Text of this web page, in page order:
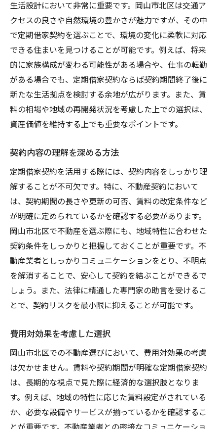
生活設計において非常に重要です。岡山市北区は交通ア
クセスの良さや自然環境の豊かさが魅力ですが、その中
で定期借家契約を選ぶことで、環境の変化に柔軟に対応
できる住まいを見つけることが可能です。例えば、将来
的に家族構成が変わる可能性がある場合や、仕事の転勤
がある場合でも、定期借家契約ならば契約期間終了後に
新たな生活拠点を検討する余地が広がります。また、賃
料の相場や地域の再開発状況を考慮した上での選択は、
資産価値を維持する上でも重要なポイントです。
契約内容の理解を深める方法
定期借家契約を活用する際には、契約内容をしっかり理
解することが不可欠です。特に、不動産契約において
は、契約期間の長さや更新の可否、賃料の改定条件など
が明確に定められているかを確認する必要があります。
岡山市北区で不動産を選ぶ際にも、地域特性に合わせた
契約条件をしっかりと把握しておくことが重要です。不
動産業者としっかりコミュニケーションをとり、不明点
を解消することで、安心して契約を結ぶことができるで
しょう。また、法律に精通した専門家の助言を受けるこ
とで、契約リスクを最小限に抑えることが可能です。
費用対効果を考慮した選択
岡山市北区での不動産選びにおいて、費用対効果の考慮
は欠かせません。賃料や契約期間が明確な定期借家契約
は、長期的な視点で見た際に経済的な選択肢となりま
す。例えば、地域の特性に応じた賃料設定がされている
か、必要な設備やサービスが揃っているかを確認するこ